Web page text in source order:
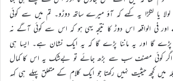
لولا یا لنگڑا یہ کہے کہ آؤ میرے ساتھ دوڑو۔ تم میں سے کوئی
فی الواقعہ اس دوڑ کا نتیجہ یہی ہو کہ اس سے کوئی آگے نہ
پڑے گا اور یہ ماننا پڑے گا کہ یہ ایک نشان ہے۔ ایسا ہی
کوئی مصنف سب سے بڑھ جائے تو بےشک یہ اس کا کمال
کچھ حیثیت نہیں رکھتا جو ایک کلام کے متعلق پہلے ہی کہہ